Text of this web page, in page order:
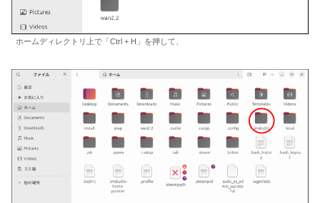
ホームディレクトリ上で「Ctrl + H」を押して、